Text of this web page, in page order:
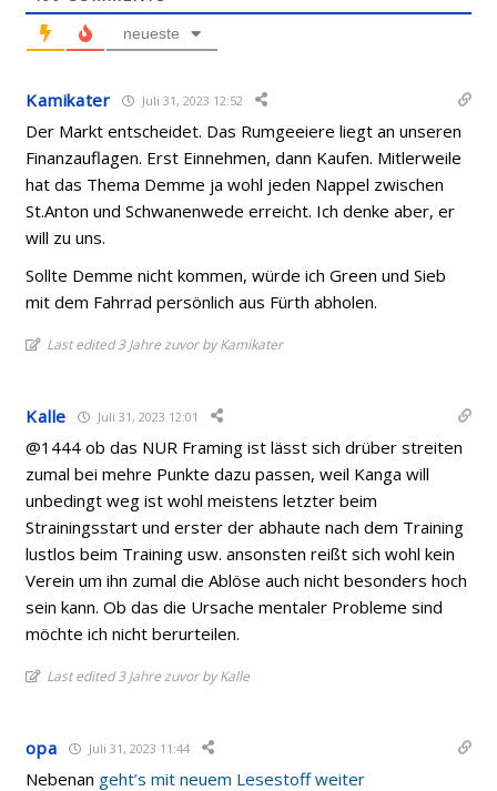
neueste
Kamikater Juli 31, 2023 12:52
Der Markt entscheidet. Das Rumgeeiere liegt an unseren
Finanzauflagen. Erst Einnehmen, dann Kaufen. Mitlerweile
hat das Thema Demme ja wohl jeden Nappel zwischen
St.Anton und Schwanenwede erreicht. Ich denke aber, er
will zu uns.
Sollte Demme nicht kommen, würde ich Green und Sieb
mit dem Fahrrad persönlich aus Fürth abholen.
Last edited 3 Jahre zuvor by Kamikater
Kalle Juli 31, 2023 12:01
@1444 ob das NUR Framing ist lässt sich drüber streiten
zumal bei mehre Punkte dazu passen, weil Kanga will
unbedingt weg ist wohl meistens letzter beim
Strainingsstart und erster der abhaute nach dem Training
lustlos beim Training usw. ansonsten reißt sich wohl kein
Verein um ihn zumal die Ablöse auch nicht besonders hoch
sein kann. Ob das die Ursache mentaler Probleme sind
möchte ich nicht berurteilen.
Last edited 3 Jahre zuvor by Kalle
opa Juli 31, 2023 11:44
Nebenan geht’s mit neuem Lesestoff weiter